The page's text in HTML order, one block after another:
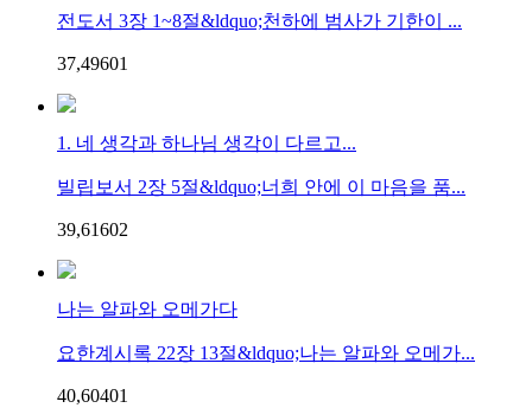
전도서 3장 1~8절&ldquo;천하에 범사가 기한이 ...
37,49601
1. 네 생각과 하나님 생각이 다르고...
빌립보서 2장 5절&ldquo;너희 안에 이 마음을 품...
39,61602
나는 알파와 오메가다
요한계시록 22장 13절&ldquo;나는 알파와 오메가...
40,60401